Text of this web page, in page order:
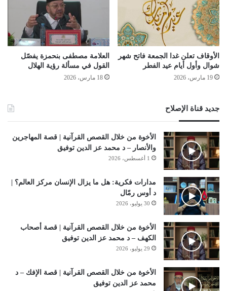
الأوقاف تعلن غدا الجمعة فاتح شهر
شوال وأول أيام عيد الفطر
19 مارس، 2026
العلامة مصطفى بنحمزة يفصّل
القول في مسألة رؤية الهلال
18 مارس، 2026
جديد قناة الإصلاح
الأخوة من خلال القصص القرآنية | قصة المهاجرين
والأنصار – د محمد عز الدين توفيق
1 أغسطس، 2026
مدارات فكرية: هل ما يزال الإنسان مركز العالم؟ |
د أوس رمّال
30 يوليو، 2026
الأخوة من خلال القصص القرآنية | قصة أصحاب
الكهف – د محمد عز الدين توفيق
29 يوليو، 2026
الأخوة من خلال القصص القرآنية | قصة الإفك – د
محمد عز الدين توفيق